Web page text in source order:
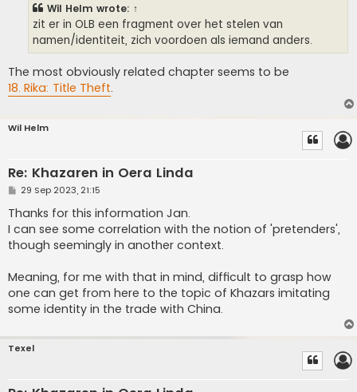
Wil Helm wrote: ↑
zit er in OLB een fragment over het stelen van
namen/identiteit, zich voordoen als iemand anders.
The most obviously related chapter seems to be
18. Rika: Title Theft.
Wil Helm
Re: Khazaren in Oera Linda
P
s
t
29 Sep 2023, 21:15
Thanks for this information Jan.
I can see some correlation with the notion of 'pretenders',
though seemingly in another context.
Meaning, for me with that in mind, difficult to grasp how
one can get from here to the topic of Khazars imitating
some identity in the trade with China.
Texel